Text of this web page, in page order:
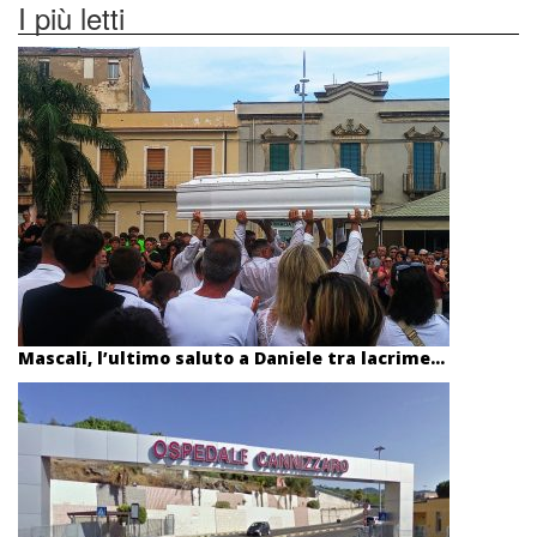
I più letti
Mascali, l’ultimo saluto a Daniele tra lacrime...